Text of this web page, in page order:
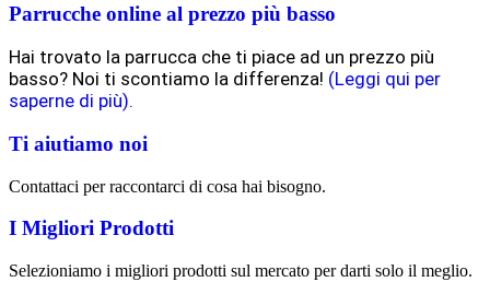
Parrucche online al prezzo più basso
Hai trovato la parrucca che ti piace ad un prezzo più
basso? Noi ti scontiamo la differenza! (Leggi qui per
saperne di più).
Ti aiutiamo noi
Contattaci per raccontarci di cosa hai bisogno.
I Migliori Prodotti
Selezioniamo i migliori prodotti sul mercato per darti solo il meglio.